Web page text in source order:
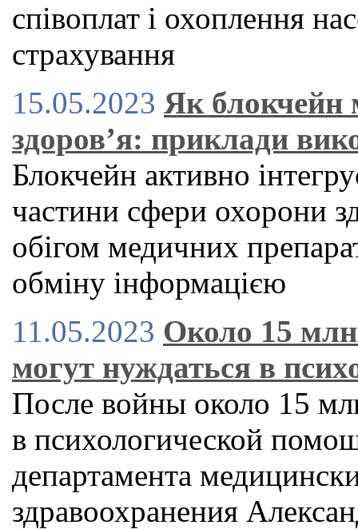
співоплат і охоплення
страхування
15.05.2023 Як блокчейн
здоров’я: приклади
Блокчейн активно
частини сфери охорони
обігом медичних
обміну інформацією
11.05.2023 Около 15
могут нуждаться в
После войны около 15
в психологической
департамента
здравоохранения